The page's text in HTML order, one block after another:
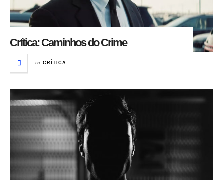
Crítica: Caminhos do Crime
in CRÍTICA